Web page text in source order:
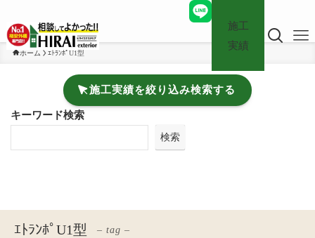
施工
実績
ホーム ｴﾄﾗﾝﾎﾟU1型
施工実績を絞り込み検索する
キーワード検索
検索
ｴﾄﾗﾝﾎﾟU1型 – tag –